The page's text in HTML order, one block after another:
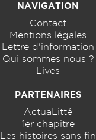
NAVIGATION
Contact
Mentions légales
Lettre d'information
Qui sommes nous ?
Lives
PARTENAIRES
ActuaLitté
1er chapitre
Les histoires sans fin